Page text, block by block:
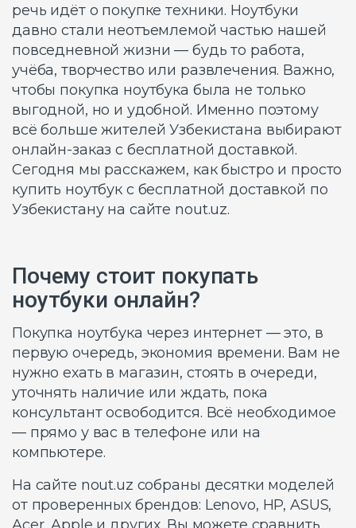
речь идёт о покупке техники. Ноутбуки
давно стали неотъемлемой частью нашей
повседневной жизни — будь то работа,
учёба, творчество или развлечения. Важно,
чтобы покупка ноутбука была не только
выгодной, но и удобной. Именно поэтому
всё больше жителей Узбекистана выбирают
онлайн-заказ с бесплатной доставкой.
Сегодня мы расскажем, как быстро и просто
купить ноутбук с бесплатной доставкой по
Узбекистану на сайте nout.uz.
Почему стоит покупать
ноутбуки онлайн?
Покупка ноутбука через интернет — это, в
первую очередь, экономия времени. Вам не
нужно ехать в магазин, стоять в очереди,
уточнять наличие или ждать, пока
консультант освободится. Всё необходимое
— прямо у вас в телефоне или на
компьютере.
На сайте nout.uz собраны десятки моделей
от проверенных брендов: Lenovo, HP, ASUS,